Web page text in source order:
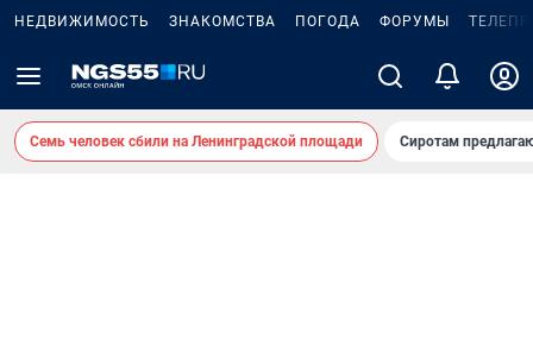
НЕДВИЖИМОСТЬ ЗНАКОМСТВА ПОГОДА ФОРУМЫ
Семь человек сбили на Ленинградской площади Сиротам